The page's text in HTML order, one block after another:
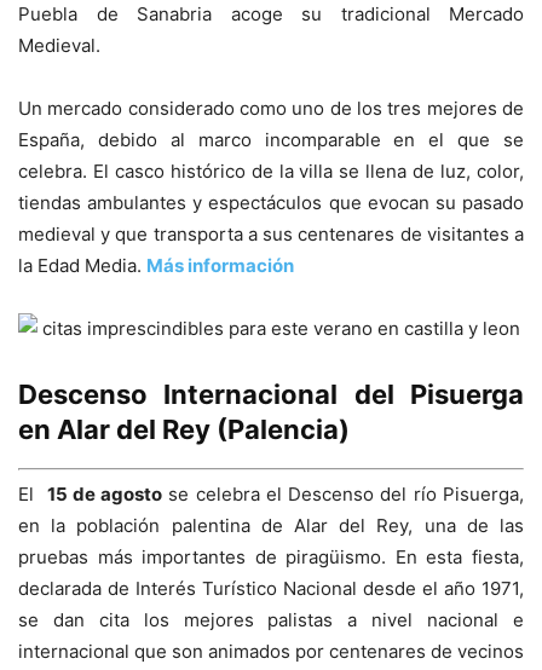
Puebla de Sanabria acoge su tradicional Mercado
Medieval.
Un mercado considerado como uno de los tres mejores de
España, debido al marco incomparable en el que se
celebra. El casco histórico de la villa se llena de luz, color,
tiendas ambulantes y espectáculos que evocan su pasado
medieval y que transporta a sus centenares de visitantes a
la Edad Media. Más información
Descenso Internacional del Pisuerga
en Alar del Rey (Palencia)
El 15 de agosto se celebra el Descenso del río Pisuerga,
en la población palentina de Alar del Rey, una de las
pruebas más importantes de piragüismo. En esta fiesta,
declarada de Interés Turístico Nacional desde el año 1971,
se dan cita los mejores palistas a nivel nacional e
internacional que son animados por centenares de vecinos